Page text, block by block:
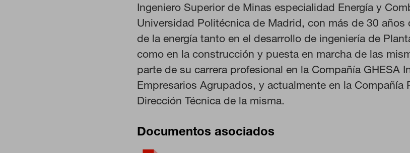
Ingeniero Superior de Minas especialidad Energía y
Universidad Politécnica de Madrid, con más de 30 años
de la energía tanto en el desarrollo de ingeniería de
como en la construcción y puesta en marcha de las
parte de su carrera profesional en la Compañía GHESA
Empresarios Agrupados, y actualmente en la Compañía
Dirección Técnica de la misma.
Documentos asociados
CONFIGURACIÓN DE COOKIES
Cookies necesarias
Estas cookies son necesarias para que el sitio web funcione y no se pueden desactivar
navegador para bloquear o alertar sobre estas cookies, pero alguna áreas del sitio no
información de identificación personal.
Estas cookies nos permiten contar las visitas y fuentes de tráfico para poder evaluar el